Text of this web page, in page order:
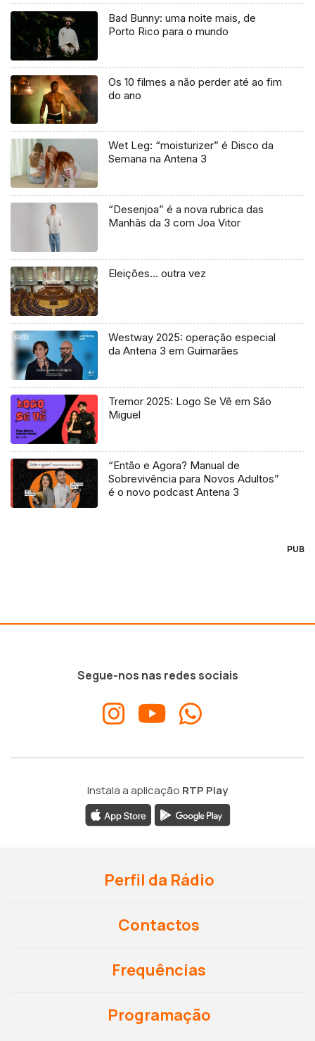
Bad Bunny: uma noite mais, de
Porto Rico para o mundo
Os 10 filmes a não perder até ao fim
do ano
Wet Leg: “moisturizer” é Disco da
Semana na Antena 3
“Desenjoa” é a nova rubrica das
Manhãs da 3 com Joa Vitor
Eleições… outra vez
Westway 2025: operação especial
da Antena 3 em Guimarães
Tremor 2025: Logo Se Vê em São
Miguel
“Então e Agora? Manual de
Sobrevivência para Novos Adultos”
é o novo podcast Antena 3
PUB
Segue-nos nas redes sociais
Instala a aplicação RTP Play
Perfil da Rádio
Contactos
Frequências
Programação